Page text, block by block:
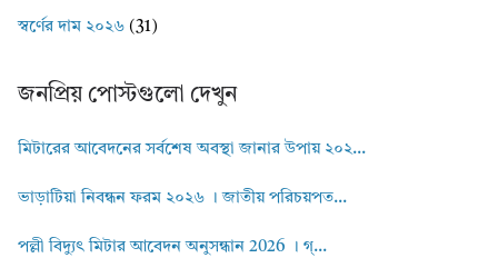
স্বর্ণের দাম ২০২৬ (31)
জনপ্রিয় পোস্টগুলো দেখুন
মিটারের আবেদনের সর্বশেষ অবস্থা জানার উপায় ২০২...
ভাড়াটিয়া নিবন্ধন ফরম ২০২৬ । জাতীয় পরিচয়পত...
পল্লী বিদ্যুৎ মিটার আবেদন অনুসন্ধান 2026 । গ্...